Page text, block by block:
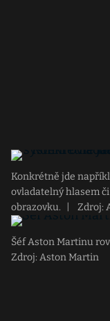
Konkrétně jde
ovladatelný hlasem
obrazovku.
Zdroj:
Šéf Aston Martinu
Zdroj: Aston Martin